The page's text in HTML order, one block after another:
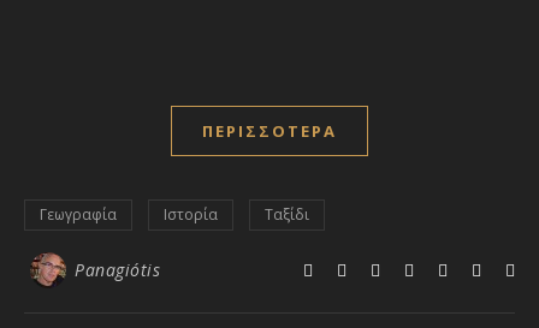
ΠΕΡΙΣΣΌΤΕΡΑ
Γεωγραφία Ιστορία Ταξίδι
Panagiótis